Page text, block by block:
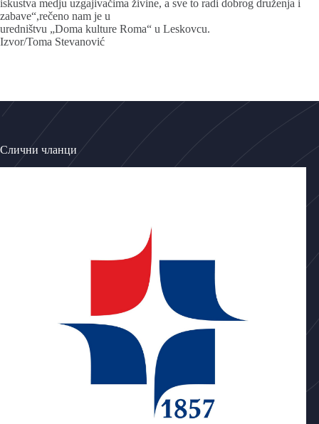
iskustva medju uzgajivačima živine, a sve to radi dobrog druženja i
zabave“,rečeno nam je u
uredništvu „Doma kulture Roma“ u Leskovcu.
Izvor/Toma Stevanović
Слични чланци